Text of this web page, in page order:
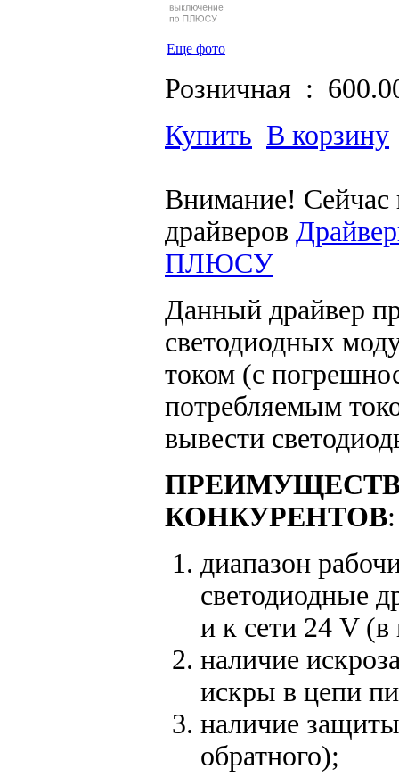
Еще фото
Розничная :
Купить В корзину
Внимание! Сейчас
драйверов
ПЛЮСУ
Данный драйвер
светодиодных
током (с
потребляемым
вывести
КОНКУРЕНТОВ:
диапазон
светодиодные
и к сети 24 V (в
наличие
искры в цепи
наличие
обратного);